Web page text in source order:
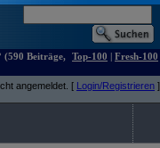
(590 Beiträge,
Top-100 | Fresh-100
angemeldet. [ Login/Registrieren ]